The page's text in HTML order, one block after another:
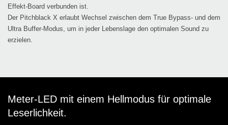
Effekt-Board verbunden ist.
Der Pitchblack X erlaubt Wechsel zwischen dem True Bypass- und dem
Ultra Buffer-Modus, um in jeder Lebenslage den optimalen Sound zu
erzielen.
Meter-LED mit einem Hellmodus für optimale
Leserlichkeit.